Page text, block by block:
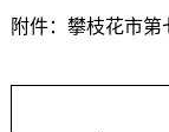
附件：攀枝花市